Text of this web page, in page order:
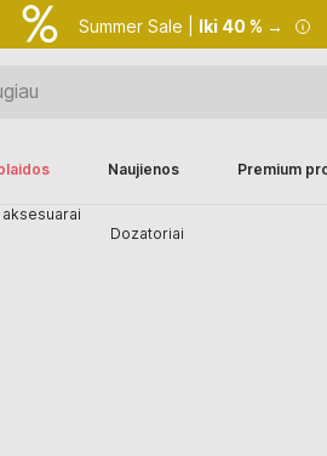
Summer Sale | Iki 40 % →
Naujienos Premium
Dozatoriai